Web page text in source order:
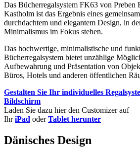
Das Bücherregalsystem FK63 von Preben
Kastholm ist das Ergebnis eines
durchdachtem und elegantem Design, in
Minimalismus im Fokus stehen.
Das hochwertige, minimalistische und
Bücherregalsystem bietet unzählige
Aufbewahrung und Präsentation von
Büros, Hotels und anderen öffentlichen
Gestalten Sie Ihr individuelles
Bildschirm
Laden Sie dazu hier den Customizer auf
IhriPad oderTablet herunter
Dänisches Design